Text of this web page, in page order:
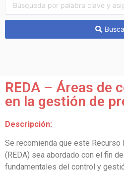
REDA – Áreas de
en la gestión de
Descripción:
Se recomienda que este Recurso
(REDA) sea abordado con el fin de
fundamentales del control y